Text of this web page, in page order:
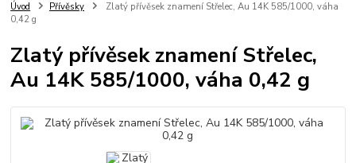
Úvod Přívěsky
Zlatý přívěsek znamení Střelec, Au 14K 585/1000, váha
0,42 g
Zlatý přívěsek znamení Střelec,
Au 14K 585/1000, váha 0,42 g